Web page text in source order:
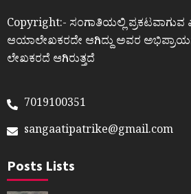
Copyright:- ಸಂಗಾತಿಯಲ್ಲಿ ಪ್ರಕಟವಾಗುವ
ಆಯಾಲೇಖಕರದೇ ಆಗಿದ್ದು ಅವರ
ಲೇಖಕರದೆ ಆಗಿರುತ್ತದೆ
7019100351
sangaatipatrike@gmail.com
Posts Lists